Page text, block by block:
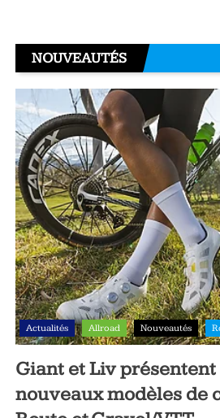
NOUVEAUTÉS
Actualités Allroad Nouveautés
Giant et Liv
nouveaux modèles de